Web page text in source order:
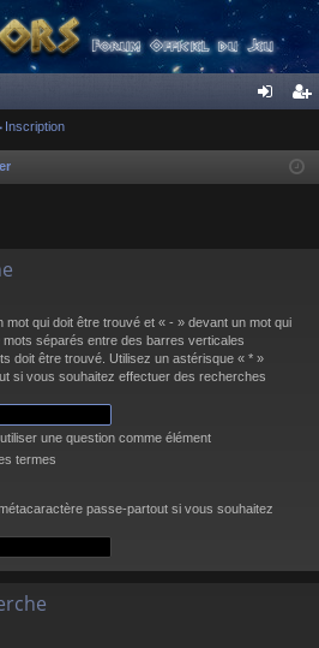
cri
Inscription
mot qui doit être trouvé et « - » devant un mot qui
séparés entre des barres verticales
doit être trouvé. Utilisez un astérisque « * »
si vous souhaitez effectuer des recherches
une question comme élément
termes
passe-partout si vous souhaitez